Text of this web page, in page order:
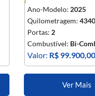
Ano-Modelo: 2025
Quilometragem:
Portas: 2
Combustível: Bi-
Valor: R$ 99.900,00
Ver Mais